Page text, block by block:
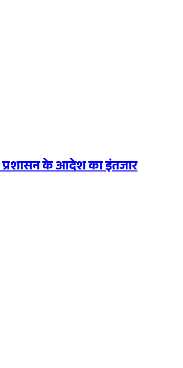
के आदेश का इंतजार